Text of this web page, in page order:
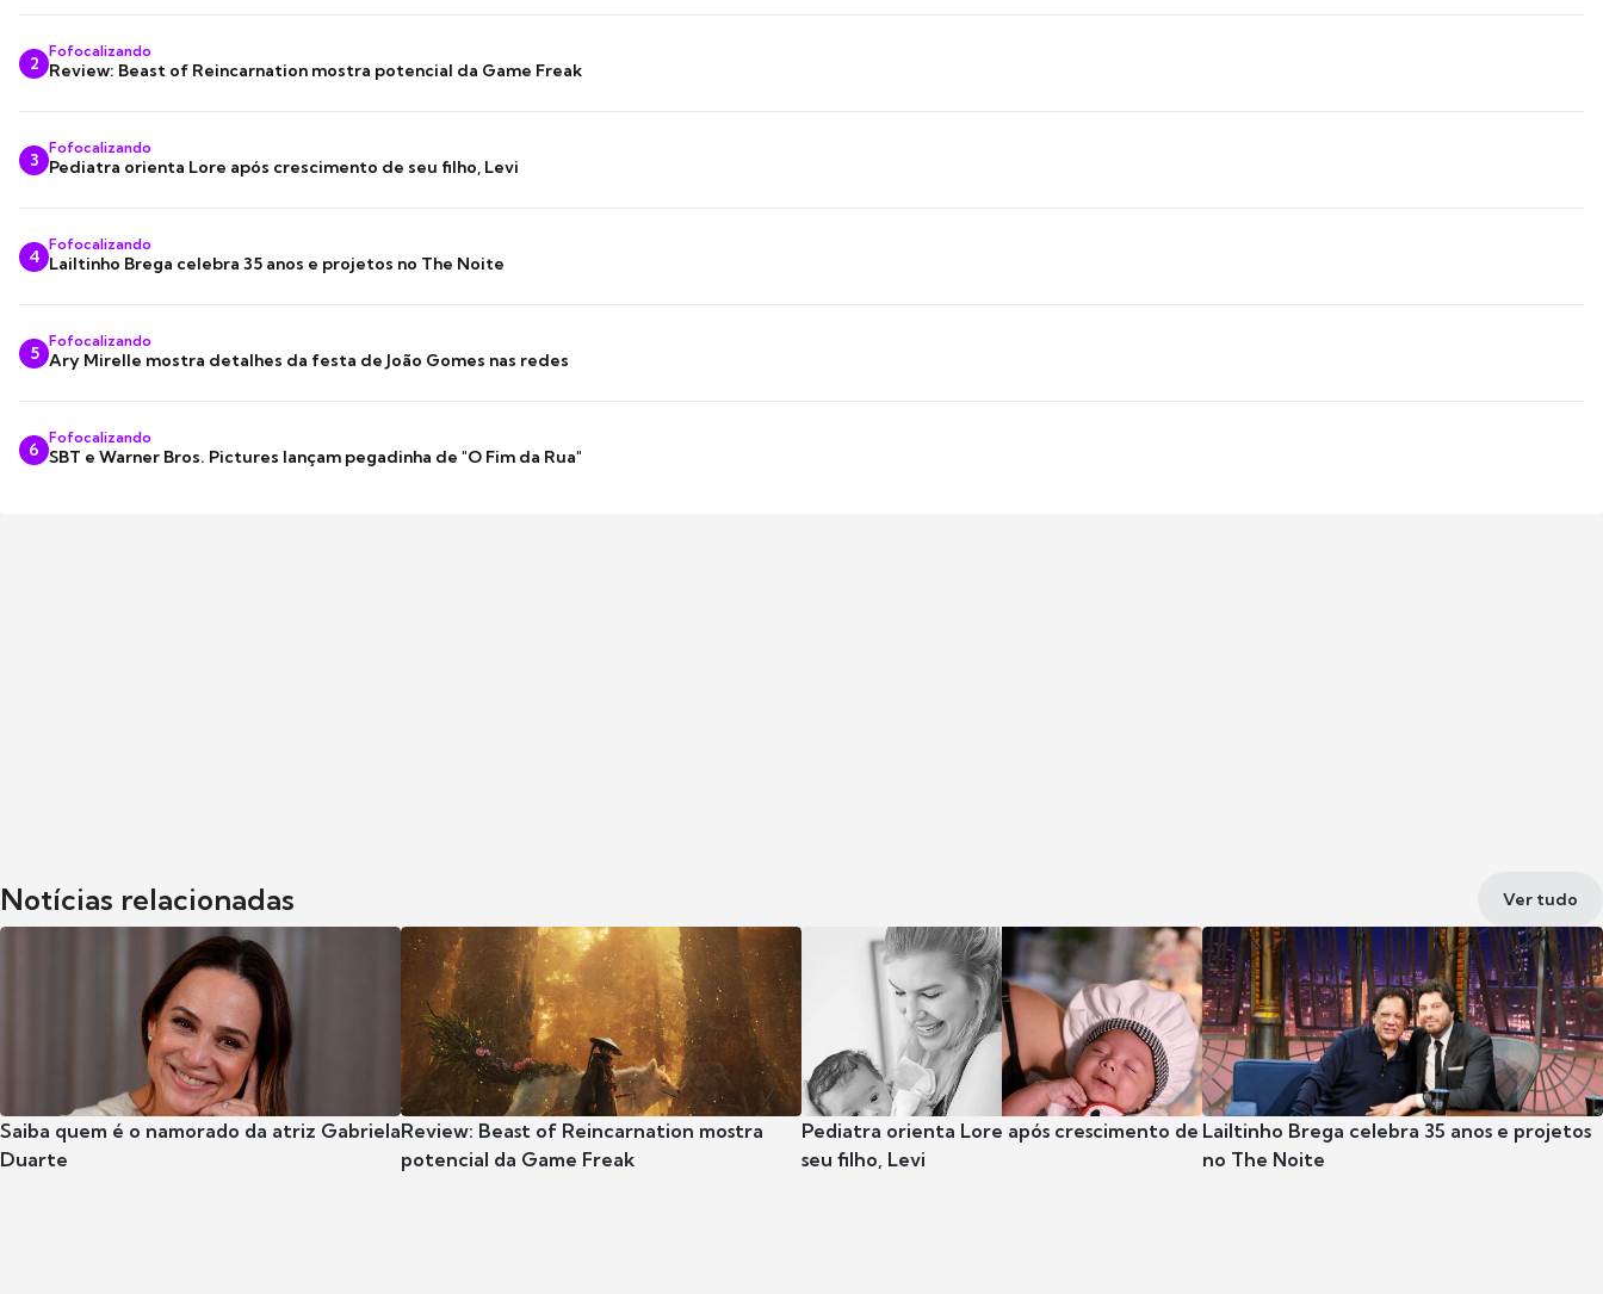
2
Fofocalizando
Review: Beast of Reincarnation mostra potencial da Game Freak
3
Fofocalizando
Pediatra orienta Lore após crescimento de seu filho, Levi
4
Fofocalizando
Lailtinho Brega celebra 35 anos e projetos no The Noite
5
Fofocalizando
Ary Mirelle mostra detalhes da festa de João Gomes nas redes
6
Fofocalizando
SBT e Warner Bros. Pictures lançam pegadinha de "O Fim da Rua"
Notícias relacionadas Ver tudo
Saiba quem é o namorado da atriz Gabriela
Duarte
Review: Beast of Reincarnation mostra
potencial da Game Freak
Pediatra orienta Lore após crescimento de
seu filho, Levi
Lailtinho Brega celebra 35 anos e projetos
no The Noite